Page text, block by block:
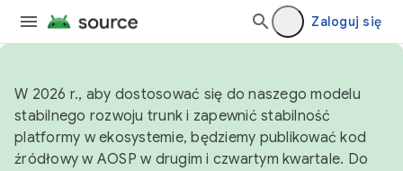
Zaloguj się
W 2026 r., aby dostosować się do naszego modelu
stabilnego rozwoju trunk i zapewnić stabilność
platformy w ekosystemie, będziemy publikować kod
źródłowy w AOSP w drugim i czwartym kwartale. Do